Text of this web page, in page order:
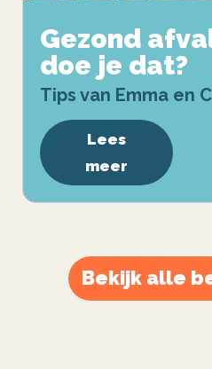
Gezond
doe je dat?
Tips van Emma en
Lees
meer
Bekijk alle